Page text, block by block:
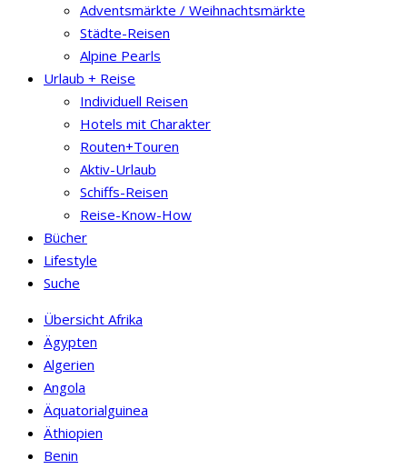
Adventsmärkte / Weihnachtsmärkte
Städte-Reisen
Alpine Pearls
Urlaub + Reise
Individuell Reisen
Hotels mit Charakter
Routen+Touren
Aktiv-Urlaub
Schiffs-Reisen
Reise-Know-How
Bücher
Lifestyle
Suche
Übersicht Afrika
Ägypten
Algerien
Angola
Äquatorialguinea
Äthiopien
Benin